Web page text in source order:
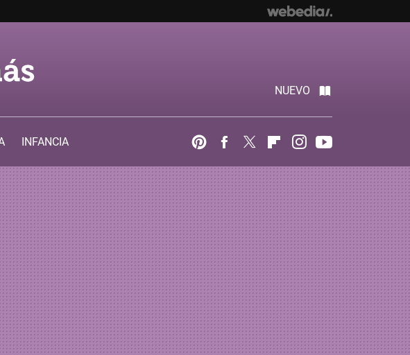
NUEVO
INFANCIA
PinterestFacebook
Twitter FlipboardInstagram